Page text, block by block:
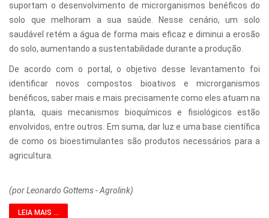
suportam o desenvolvimento de microrganismos benéficos do
solo que melhoram a sua saúde. Nesse cenário, um solo
saudável retém a água de forma mais eficaz e diminui a erosão
do solo, aumentando a sustentabilidade durante a produção.
De acordo com o portal, o objetivo desse levantamento foi
identificar novos compostos bioativos e microrganismos
benéficos, saber mais e mais precisamente como eles atuam na
planta, quais mecanismos bioquímicos e fisiológicos estão
envolvidos, entre outros. Em suma, dar luz e uma base científica
de como os bioestimulantes são produtos necessários para a
agricultura.
(por Leonardo Gottems - Agrolink)
LEIA MAIS ...